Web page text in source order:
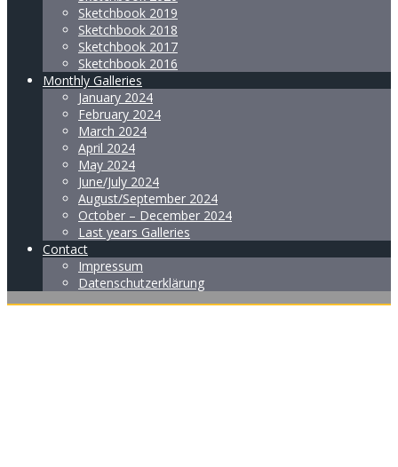
Sketchbook 2019
Sketchbook 2018
Sketchbook 2017
Sketchbook 2016
Monthly Galleries
January 2024
February 2024
March 2024
April 2024
May 2024
June/July 2024
August/September 2024
October – December 2024
Last years Galleries
Contact
Impressum
Datenschutzerklärung